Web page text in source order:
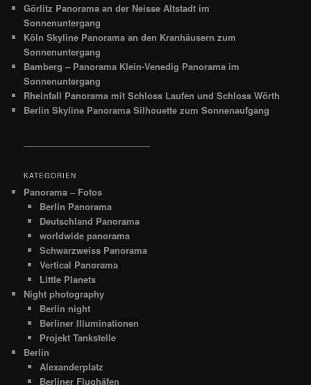
Görlitz Panorama an der Neisse Altstadt im
Sonnenuntergang
Köln Skyline Panorama an den Kranhäusern zum
Sonnenuntergang
Bamberg – Panorama Klein-Venedig Panorama im
Sonnenuntergang
Rheinfall Panorama mit Schloss Laufen und Schloss Wörth
Berlin Skyline Panorama Silhouette zum Sonnenaufgang
KATEGORIEN
Panorama – Fotos
Berlin Panorama
Deutschland Panorama
worldwide panorama
Schwarzweiss Panorama
Vertical Panorama
Little Planets
Night photography
Berlin night
Berliner Illuminationen
Projekt Tankstelle
Berlin
Alexanderplatz
Berliner Flughäfen